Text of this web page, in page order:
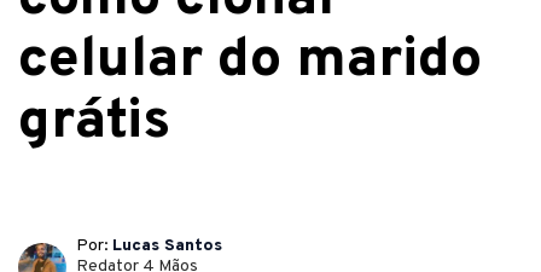
celular do marido
grátis
Por: Lucas Santos
Redator 4 Mãos